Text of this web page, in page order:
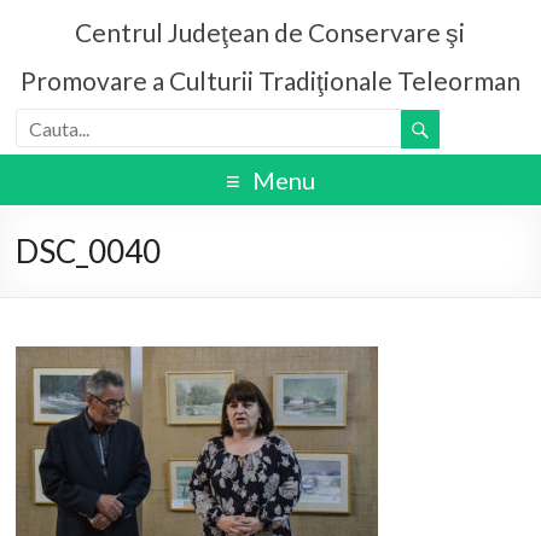
Centrul Judeţean de Conservare şi
Promovare a Culturii Tradiţionale Teleorman
Menu
DSC_0040